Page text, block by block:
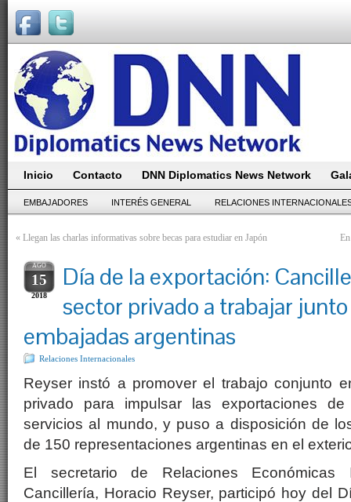
Inicio Contacto DNN Diplomatics News Network
EMBAJADORES INTERÉS GENERAL RELACIONES
« Llegan las charlas informativas sobre becas para estudiar en Japón
AGO
15
2018
Día de la exportación:
sector privado a trabajar
embajadas argentinas
Relaciones Internacionales
Reyser instó a promover el trabajo conjunto
privado para impulsar las exportaciones
servicios al mundo, y puso a disposición de
de 150 representaciones argentinas en el
El secretario de Relaciones Económicas
Cancillería, Horacio Reyser, participó hoy del